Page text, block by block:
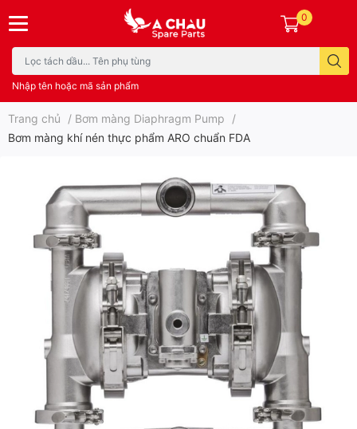
Nhập tên hoặc mã sản phẩm
0
Trang chủ / Bơm màng Diaphragm Pump
/
Bơm màng khí nén thực phẩm ARO chuẩn FDA